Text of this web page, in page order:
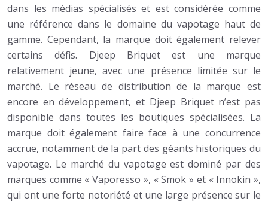
dans les médias spécialisés et est considérée comme
une référence dans le domaine du vapotage haut de
gamme. Cependant, la marque doit également relever
certains défis. Djeep Briquet est une marque
relativement jeune, avec une présence limitée sur le
marché. Le réseau de distribution de la marque est
encore en développement, et Djeep Briquet n’est pas
disponible dans toutes les boutiques spécialisées. La
marque doit également faire face à une concurrence
accrue, notamment de la part des géants historiques du
vapotage. Le marché du vapotage est dominé par des
marques comme « Vaporesso », « Smok » et « Innokin »,
qui ont une forte notoriété et une large présence sur le